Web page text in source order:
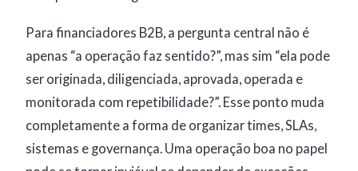
Para financiadores B2B, a pergunta central não é
apenas “a operação faz sentido?”, mas sim “ela pode
ser originada, diligenciada, aprovada, operada e
monitorada com repetibilidade?”. Esse ponto muda
completamente a forma de organizar times, SLAs,
sistemas e governança. Uma operação boa no papel